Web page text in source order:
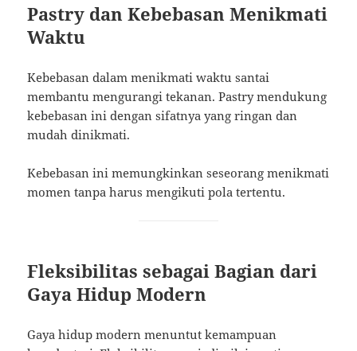
Pastry dan Kebebasan Menikmati
Waktu
Kebebasan dalam menikmati waktu santai
membantu mengurangi tekanan. Pastry mendukung
kebebasan ini dengan sifatnya yang ringan dan
mudah dinikmati.
Kebebasan ini memungkinkan seseorang menikmati
momen tanpa harus mengikuti pola tertentu.
Fleksibilitas sebagai Bagian dari
Gaya Hidup Modern
Gaya hidup modern menuntut kemampuan